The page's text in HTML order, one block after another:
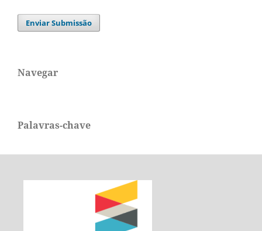
Enviar Submissão
Navegar
Palavras-chave